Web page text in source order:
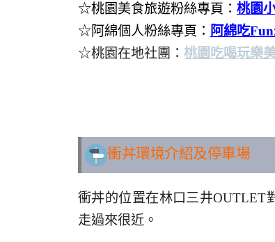
☆桃園美食旅遊粉絲專頁： 桃園
☆阿綿個人粉絲專頁： 阿綿吃
☆桃園在地社團： 桃園吃喝玩樂
衝丼環境介紹及停車場
衝丼的位置在林口三井OUTLET
走過來很近。